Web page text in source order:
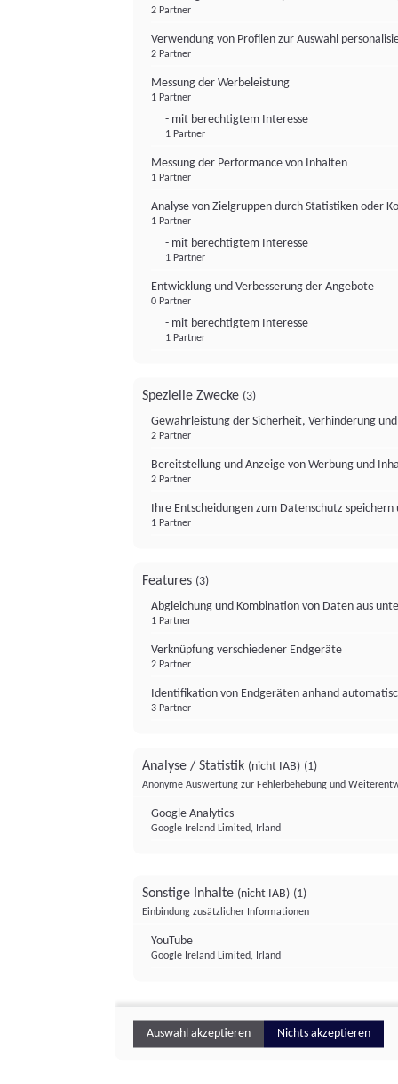
2 Partner
Verwendung von Profilen zur Auswahl
2 Partner
Messung der Werbeleistung
1 Partner
- mit berechtigtem Interesse
1 Partner
Messung der Performance von Inhalten
1 Partner
Analyse von Zielgruppen durch Statistiken oder
1 Partner
- mit berechtigtem Interesse
1 Partner
Entwicklung und Verbesserung der Angebote
0 Partner
- mit berechtigtem Interesse
1 Partner
Spezielle Zwecke (3)
Gewährleistung der Sicherheit, Verhinderung
2 Partner
Bereitstellung und Anzeige von Werbung und
2 Partner
Ihre Entscheidungen zum Datenschutz
1 Partner
Features (3)
Abgleichung und Kombination von Daten aus
1 Partner
Verknüpfung verschiedener Endgeräte
2 Partner
Identifikation von Endgeräten anhand
3 Partner
Analyse / Statistik (nicht IAB) (1)
Anonyme Auswertung zur Fehlerbehebung und
Google Analytics
Google Ireland Limited, Irland
Sonstige Inhalte (nicht IAB) (1)
Einbindung zusätzlicher Informationen
YouTube
Google Ireland Limited, Irland
Auswahl akzeptieren Nichts akzeptieren